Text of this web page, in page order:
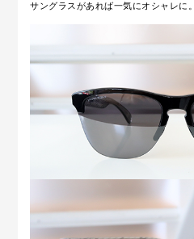
サングラスがあれば一気にオシャレに。